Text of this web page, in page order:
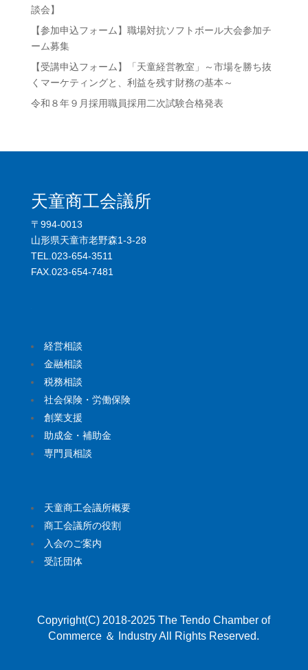
談会】
【参加申込フォーム】職場対抗ソフトボール大会参加チ
ーム募集
【受講申込フォーム】「天童経営教室」～市場を勝ち抜
くマーケティングと、利益を残す財務の基本～
令和８年９月採用職員採用二次試験合格発表
天童商工会議所
〒994-0013
山形県天童市老野森1-3-28
TEL.023-654-3511
FAX.023-654-7481
経営相談
金融相談
税務相談
社会保険・労働保険
創業支援
助成金・補助金
専門員相談
天童商工会議所概要
商工会議所の役割
入会のご案内
受託団体
Copyright(C) 2018-2025 The Tendo Chamber of
Commerce ＆ Industry All Rights Reserved.